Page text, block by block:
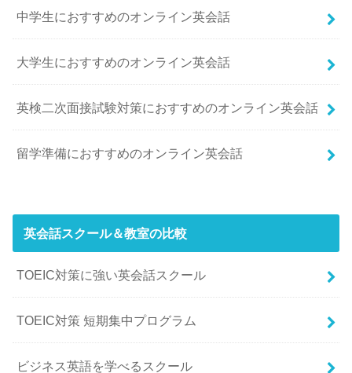
中学生におすすめのオンライン英会話
大学生におすすめのオンライン英会話
英検二次面接試験対策におすすめのオンライン英会話
留学準備におすすめのオンライン英会話
英会話スクール＆教室の比較
TOEIC対策に強い英会話スクール
TOEIC対策 短期集中プログラム
ビジネス英語を学べるスクール